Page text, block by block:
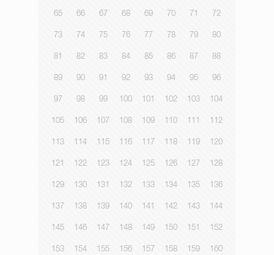
65 66 67 68 69 70 71 72
73 74 75 76 77 78 79 80
81 82 83 84 85 86 87 88
89 90 91 92 93 94 95 96
97 98 99 100 101 102 103 104
105 106 107 108 109 110 111 112
113 114 115 116 117 118 119 120
121 122 123 124 125 126 127 128
129 130 131 132 133 134 135 136
137 138 139 140 141 142 143 144
145 146 147 148 149 150 151 152
153 154 155 156 157 158 159 160